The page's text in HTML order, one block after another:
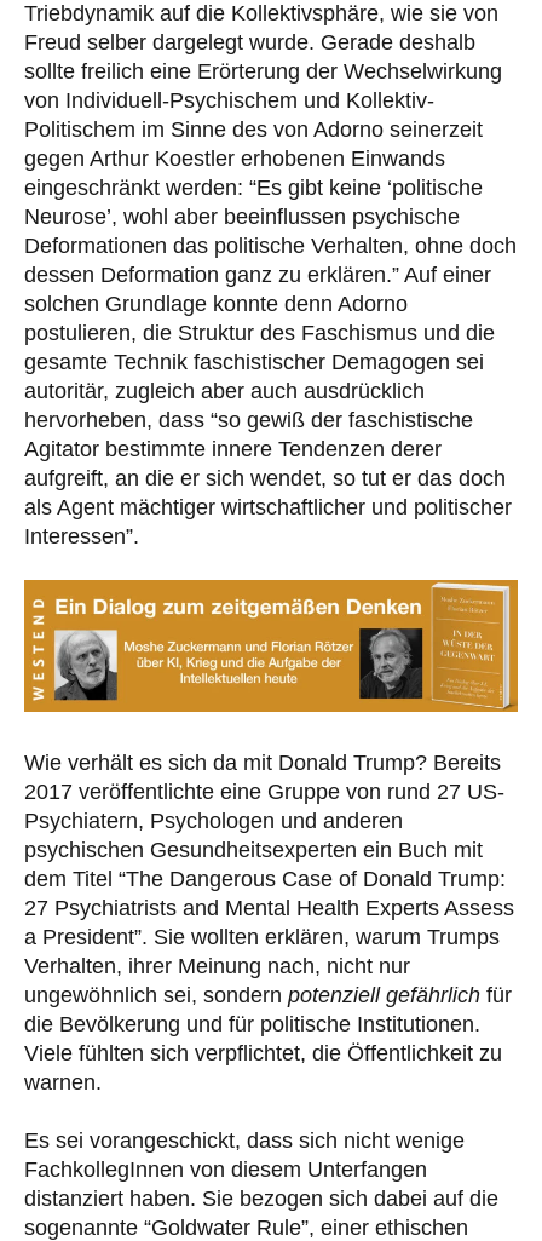
Triebdynamik auf die Kollektivsphäre, wie sie von
Freud selber dargelegt wurde. Gerade deshalb
sollte freilich eine Erörterung der Wechselwirkung
von Individuell-Psychischem und Kollektiv-
Politischem im Sinne des von Adorno seinerzeit
gegen Arthur Koestler erhobenen Einwands
eingeschränkt werden: “Es gibt keine ‘politische
Neurose’, wohl aber beeinflussen psychische
Deformationen das politische Verhalten, ohne doch
dessen Deformation ganz zu erklären.” Auf einer
solchen Grundlage konnte denn Adorno
postulieren, die Struktur des Faschismus und die
gesamte Technik faschistischer Demagogen sei
autoritär, zugleich aber auch ausdrücklich
hervorheben, dass “so gewiß der faschistische
Agitator bestimmte innere Tendenzen derer
aufgreift, an die er sich wendet, so tut er das doch
als Agent mächtiger wirtschaftlicher und politischer
Interessen”.
Wie verhält es sich da mit Donald Trump? Bereits
2017 veröffentlichte eine Gruppe von rund 27 US-
Psychiatern, Psychologen und anderen
psychischen Gesundheitsexperten ein Buch mit
dem Titel “The Dangerous Case of Donald Trump:
27 Psychiatrists and Mental Health Experts Assess
a President”. Sie wollten erklären, warum Trumps
Verhalten, ihrer Meinung nach, nicht nur
ungewöhnlich sei, sondern potenziell gefährlich für
die Bevölkerung und für politische Institutionen.
Viele fühlten sich verpflichtet, die Öffentlichkeit zu
warnen.
Es sei vorangeschickt, dass sich nicht wenige
FachkollegInnen von diesem Unterfangen
distanziert haben. Sie bezogen sich dabei auf die
sogenannte “Goldwater Rule”, einer ethischen